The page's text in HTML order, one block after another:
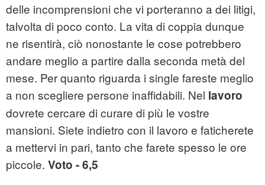
delle incomprensioni che vi porteranno a dei litigi,
talvolta di poco conto. La vita di coppia dunque
ne risentirà, ciò nonostante le cose potrebbero
andare meglio a partire dalla seconda metà del
mese. Per quanto riguarda i single fareste meglio
a non scegliere persone inaffidabili. Nel lavoro
dovrete cercare di curare di più le vostre
mansioni. Siete indietro con il lavoro e faticherete
a mettervi in pari, tanto che farete spesso le ore
piccole. Voto - 6,5